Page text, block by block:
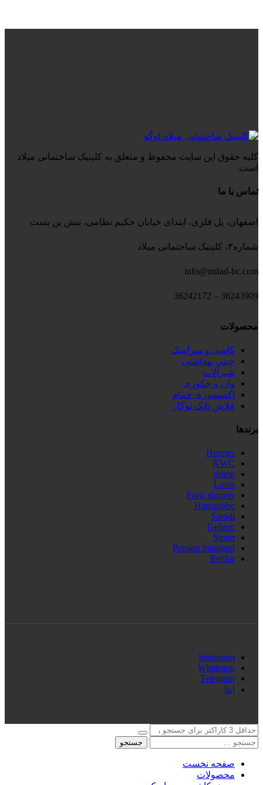
کلیه حقوق این سایت محفوظ و متعلق به کلینیک ساختمانی میلاد
است.
تماس با ما
اصفهان، پل فلزی، ابتدای خیابان حکیم نظامی، نبش بن بست
شماره۳، کلینیک ساختمانی میلاد
info@milad-bc.com
36243909 – 36242172
محصولات
کاشی و سرامیک
چینی بهداشتی
شیرآلات
وان و جکوزی
اکسسوری حمام
فلاش تانک توکار
برندها
Hermes
KWC
prime
Lotus
Fariz shower
Hansgrobe
Sarodi
Geberit
Smart
Persian Standard
Behfar
Instagram
Whatsapp
Telegram
ایتا
جستجو
صفحه نخست
محصولات